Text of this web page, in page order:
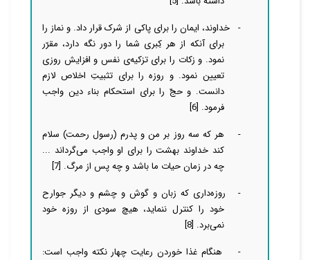
- خداوند، ایمان را براى پاکی از شرک قرار داد. و نماز را
براى آنکه از هر کِبری شما را دور نگه دارد، مقرّر
نمود. و زكات را براى تزكیه‌ی نفس و افزایش روزى
تعیین نمود. و روزه را براى تثبیتِ اخلاص لازم
دانست. و حجّ را براى استحكام بناء دین واجب
فرمود.
[6]
-
هر كه سه روز بر من و پدرم (رسول رحمت) سلام
كند خداوند بهشت را براى او واجب مى‌گرداند ...
چه در زمان حیات ما باشد و چه پس از مرگ.
[7]
-
روزه‌دارى كه زبان و گوش و چشم و دیگر جوارح
خود را كنترل ننماید، هیچ سودى از روزه‌ خود
نمى‌برد.
[8]
-
هنگام غذا خوردن رعایت چهار نکته واجب است: